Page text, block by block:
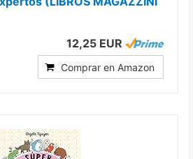
12,25 EUR
Comprar en Amazon